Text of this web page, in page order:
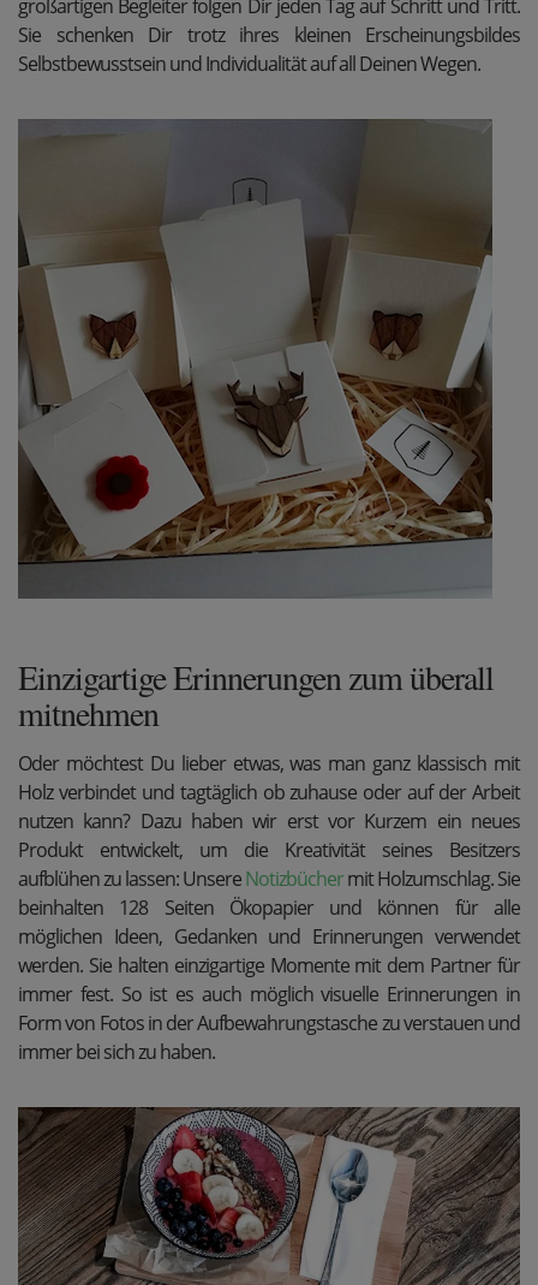
großartigen Begleiter folgen Dir jeden Tag auf Schritt und Tritt.
Sie schenken Dir trotz ihres kleinen Erscheinungsbildes
Selbstbewusstsein und Individualität auf all Deinen Wegen.
Einzigartige Erinnerungen zum überall
mitnehmen
Oder möchtest Du lieber etwas, was man ganz klassisch mit
Holz verbindet und tagtäglich ob zuhause oder auf der Arbeit
nutzen kann? Dazu haben wir erst vor Kurzem ein neues
Produkt entwickelt, um die Kreativität seines Besitzers
aufblühen zu lassen: UnsereNotizbüchermit Holzumschlag. Sie
beinhalten 128 Seiten Ökopapier und können für alle
möglichen Ideen, Gedanken und Erinnerungen verwendet
werden. Sie halten einzigartige Momente mit dem Partner für
immer fest. So ist es auch möglich visuelle Erinnerungen in
Form von Fotos in der Aufbewahrungstasche zu verstauen und
immer bei sich zu haben.